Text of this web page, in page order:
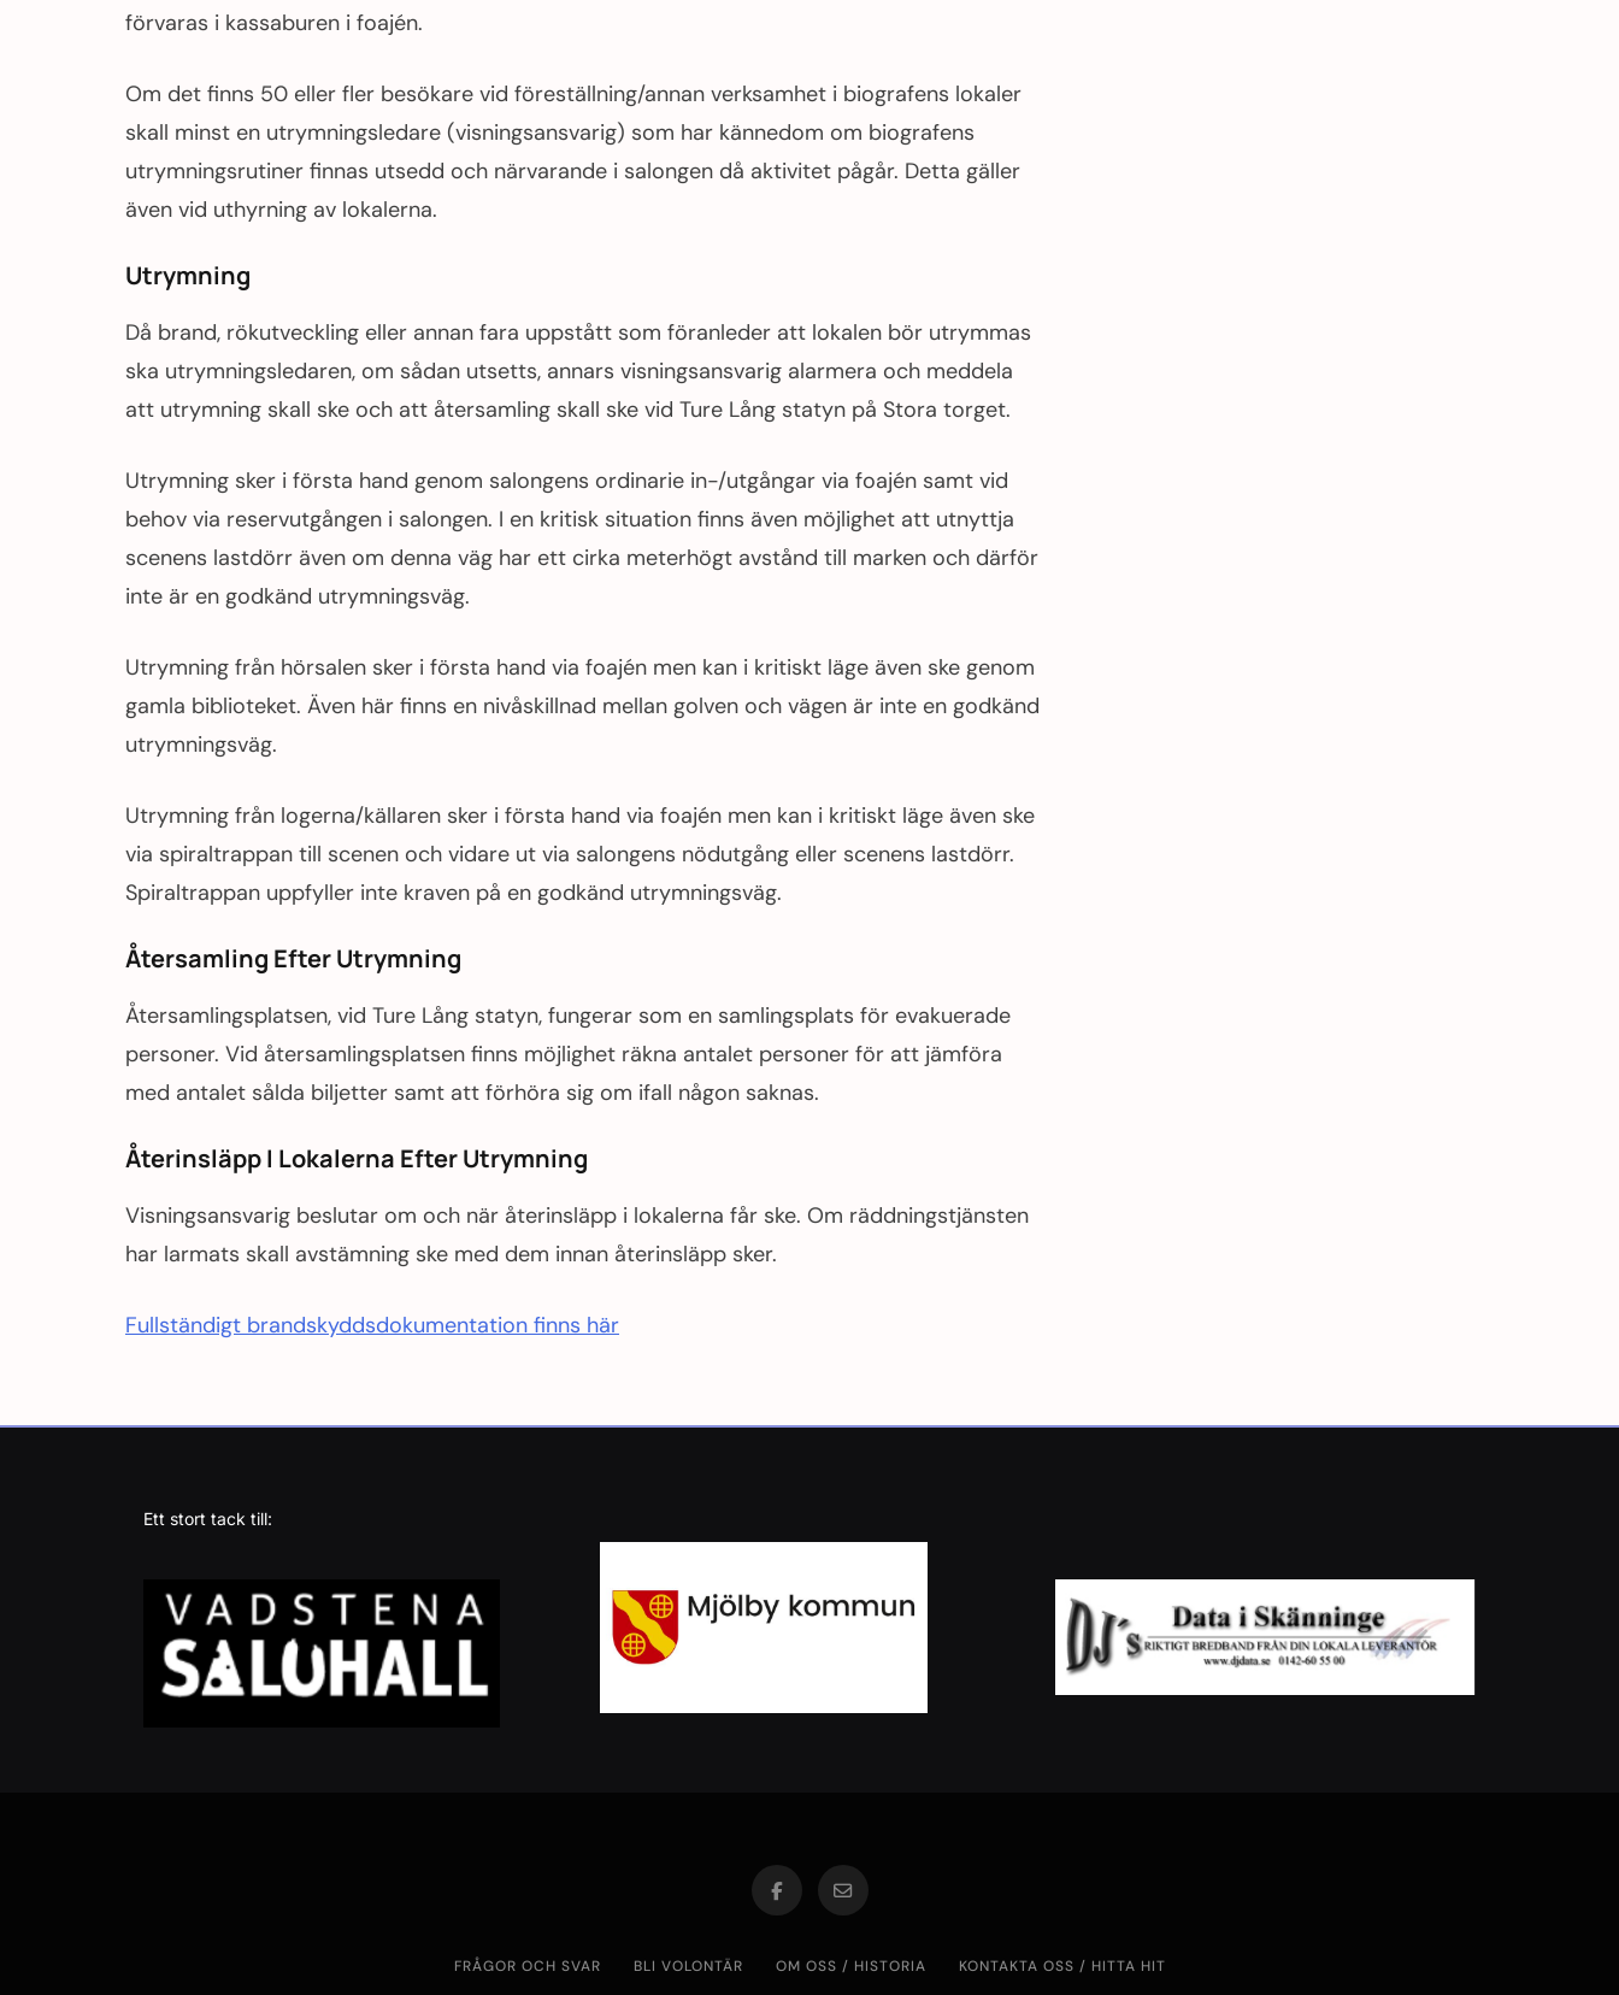
förvaras i kassaburen i foajén.
Om det finns 50 eller fler besökare vid föreställning/annan verksamhet i biografens lokaler
skall minst en utrymningsledare (visningsansvarig) som har kännedom om biografens
utrymningsrutiner finnas utsedd och närvarande i salongen då aktivitet pågår. Detta gäller
även vid uthyrning av lokalerna.
Utrymning
Då brand, rökutveckling eller annan fara uppstått som föranleder att lokalen bör utrymmas
ska utrymningsledaren, om sådan utsetts, annars visningsansvarig alarmera och meddela
att utrymning skall ske och att återsamling skall ske vid Ture Lång statyn på Stora torget.
Utrymning sker i första hand genom salongens ordinarie in-/utgångar via foajén samt vid
behov via reservutgången i salongen. I en kritisk situation finns även möjlighet att utnyttja
scenens lastdörr även om denna väg har ett cirka meterhögt avstånd till marken och därför
inte är en godkänd utrymningsväg.
Utrymning från hörsalen sker i första hand via foajén men kan i kritiskt läge även ske genom
gamla biblioteket. Även här finns en nivåskillnad mellan golven och vägen är inte en godkänd
utrymningsväg.
Utrymning från logerna/källaren sker i första hand via foajén men kan i kritiskt läge även ske
via spiraltrappan till scenen och vidare ut via salongens nödutgång eller scenens lastdörr.
Spiraltrappan uppfyller inte kraven på en godkänd utrymningsväg.
Återsamling Efter Utrymning
Återsamlingsplatsen, vid Ture Lång statyn, fungerar som en samlingsplats för evakuerade
personer. Vid återsamlingsplatsen finns möjlighet räkna antalet personer för att jämföra
med antalet sålda biljetter samt att förhöra sig om ifall någon saknas.
Återinsläpp I Lokalerna Efter Utrymning
Visningsansvarig beslutar om och när återinsläpp i lokalerna får ske. Om räddningstjänsten
har larmats skall avstämning ske med dem innan återinsläpp sker.
Fullständigt brandskyddsdokumentation finns här
Ett stort tack till:
FRÅGOR OCH SVAR BLI VOLONTÄR OM OSS / HISTORIA KONTAKTA OSS / HITTA HIT